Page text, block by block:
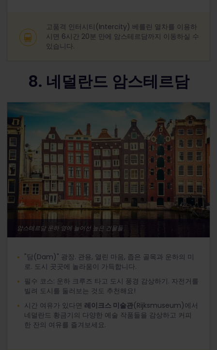
고품격 인터시티(Intercity) 베를린 열차를 이용하
시면 6시간 20분 만에 암스테르담까지 이동하실 수
있습니다.
8. 네덜란드 암스테르담
암스테르담 운하 옆에 늘어선 높은 건물들
"담(Dam)" 광장. 관용, 열린 마음, 좁은 골목과 운하의 미
로. 도시 곳곳에 놀라움이 가득합니다.
필수 코스: 운하 크루즈 타고 도시 풍경 감상하기. 자전거를
빌려 도시를 둘러보는 것도 추천해요!
시간 여유가 있다면 레이크스 미술관(Rijksmuseum)에서
네덜란드 황금기의 다양한 예술 작품들을 감상하고 커피
한 잔의 여유를 즐겨보세요.